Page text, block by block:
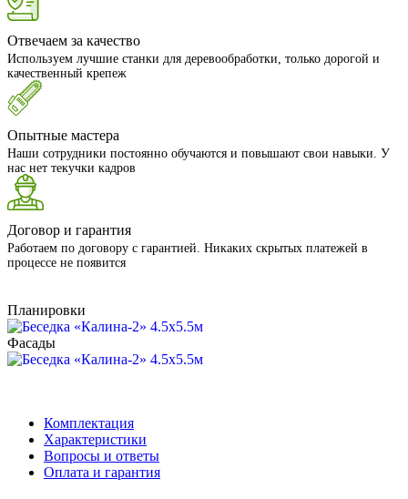
Отвечаем за качество
Используем лучшие станки для деревообработки, только дорогой и
качественный крепеж
Опытные мастера
Наши сотрудники постоянно обучаются и повышают свои навыки. У
нас нет текучки кадров
Договор и гарантия
Работаем по договору с гарантией. Никаких скрытых платежей в
процессе не появится
Планировки
Фасады
Комплектация
Характеристики
Вопросы и ответы
Оплата и гарантия